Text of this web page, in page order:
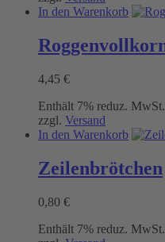
In den Warenkorb
4,45 €
Enthält 7% reduz. MwSt.
zzgl. Versand
In den Warenkorb
Zeilenbrötchen
0,80 €
Enthält 7% reduz. MwSt.